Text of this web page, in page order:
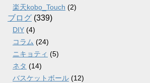
楽天kobo_Touch (2)
ブログ (339)
DIY (4)
コラム (24)
ニキョティ (5)
ネタ (14)
バスケットボール (12)